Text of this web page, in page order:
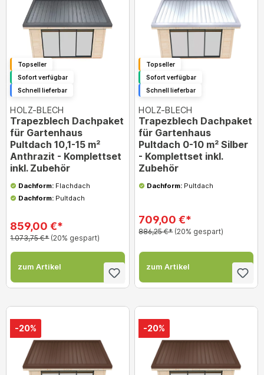
Topseller
Sofort verfügbar
Schnell lieferbar
HOLZ-BLECH
Trapezblech Dachpaket
für Gartenhaus
Pultdach 10,1-15 m²
Anthrazit - Komplettset
inkl. Zubehör
Dachform:Flachdach
Dachform:Pultdach
859,00 €*
1.073,75 €* (20% gespart)
zum Artikel
Topseller
Sofort verfügbar
Schnell lieferbar
HOLZ-BLECH
Trapezblech Dachpaket
für Gartenhaus
Pultdach 0-10 m² Silber
- Komplettset inkl.
Zubehör
Dachform:Pultdach
709,00 €*
886,25 €* (20% gespart)
zum Artikel
-20% -20%